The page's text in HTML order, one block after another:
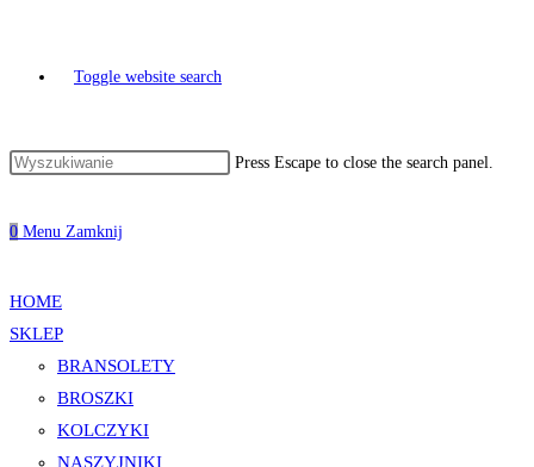
Toggle website search
Press Escape to close the search panel.
0 Menu Zamknij
HOME
SKLEP
BRANSOLETY
BROSZKI
KOLCZYKI
NASZYJNIKI